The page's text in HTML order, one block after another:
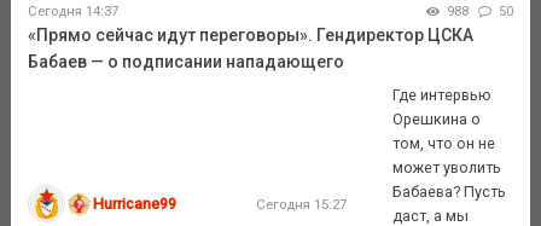
Сегодня 14:37 988 50
«Прямо сейчас идут переговоры». Гендиректор ЦСКА
Бабаев — о подписании нападающего
Hurricane99 Сегодня 15:27
Где интервью
Орешкина о
том, что он не
может уволить
Бабаева? Пусть
даст, а мы